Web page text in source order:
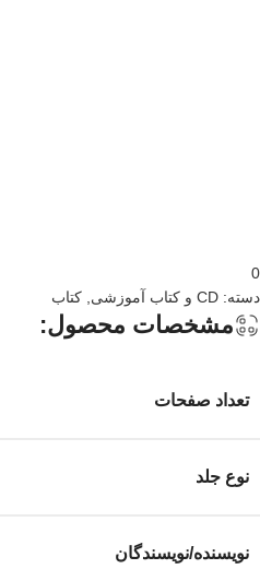
0
دسته: CD و کتاب آموزشی , کتاب
مشخصات محصول:
تعداد صفحات
نوع جلد
نویسنده/نویسندگان